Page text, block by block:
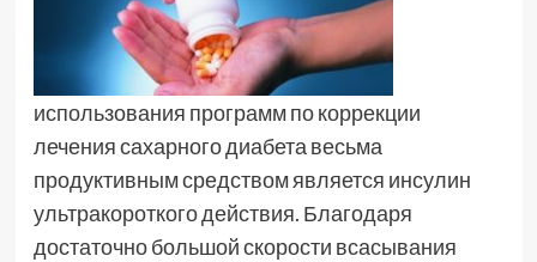
использования программ по коррекции
лечения сахарного диабета весьма
продуктивным средством является инсулин
ультракороткого действия. Благодаря
достаточно большой скорости всасывания